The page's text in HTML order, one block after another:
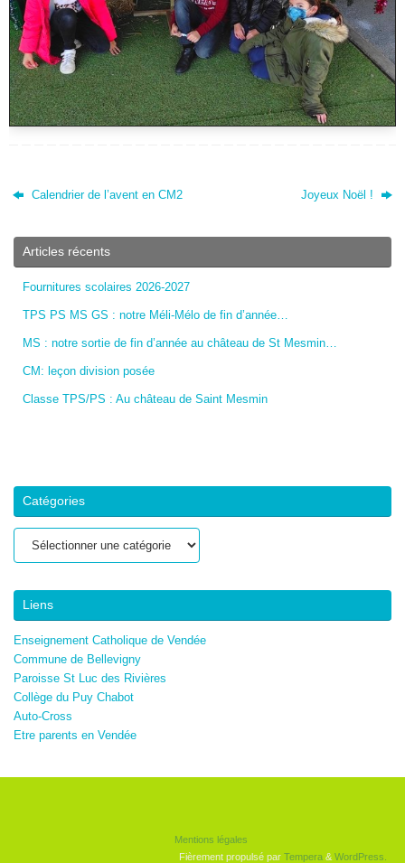
Calendrier de l’avent en CM2 Joyeux Noël !
Articles récents
Fournitures scolaires 2026-2027
TPS PS MS GS : notre Méli-Mélo de fin d’année…
MS : notre sortie de fin d’année au château de St Mesmin…
CM: leçon division posée
Classe TPS/PS : Au château de Saint Mesmin
Catégories
Liens
Enseignement Catholique de Vendée
Commune de Bellevigny
Paroisse St Luc des Rivières
Collège du Puy Chabot
Auto-Cross
Etre parents en Vendée
Mentions légales
Fièrement propulsé par Tempera &WordPress.